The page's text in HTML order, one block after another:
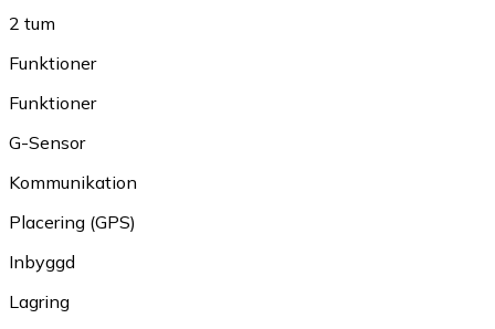
2 tum
Funktioner
Funktioner
G-Sensor
Kommunikation
Placering (GPS)
Inbyggd
Lagring